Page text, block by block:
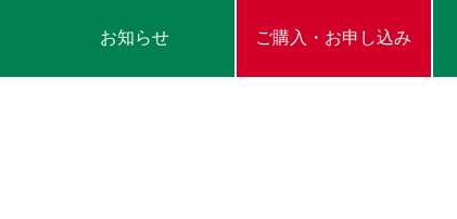
お知らせ ご購入・お申し込み